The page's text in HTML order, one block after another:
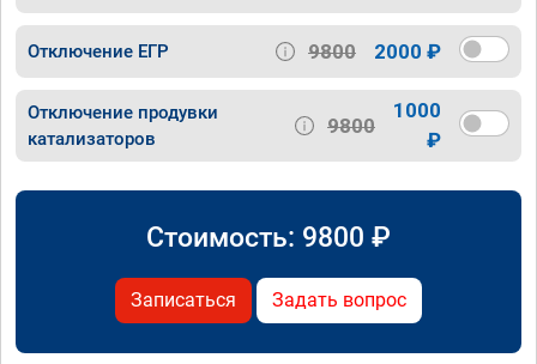
Отключение ЕГР 9800 2000 ₽
Отключение продувки
катализаторов
9800
1000
₽
Стоимость: 9800 ₽
Записаться Задать вопрос